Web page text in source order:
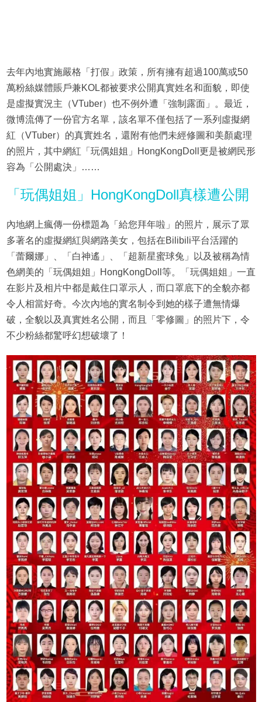
去年內地實施嚴格「打假」政策，所有擁有超過100萬或50
萬粉絲媒體賬戶兼KOL都被要求公開真實姓名和面貌，即使
是虛擬實況主（VTuber）也不例外遭「強制露面」。最近，
微博流傳了一份官方名單，該名單不僅包括了一系列虛擬網
紅（VTuber）的真實姓名，還附有他們未經修圖和美顏處理
的照片，其中網紅「玩偶姐姐」HongKongDoll更是被網民形
容為「公開處決」……
「玩偶姐姐」HongKongDoll真樣遭公開
內地網上瘋傳一份標題為「給您拜年啦」的照片，展示了眾
多著名的虛擬網紅與網路美女，包括在Bilibili平台活躍的
「蕾爾娜」、「白神遙」、「超新星蜜球兔」以及被稱為情
色網美的「玩偶姐姐」HongKongDoll等。「玩偶姐姐」一直
在影片及相片中都是戴住口罩示人，而口罩底下的全貌亦都
令人相當好奇。今次內地的實名制令到她的樣子遭無情爆
破，全貌以及真實姓名公開，而且「零修圖」的照片下，令
不少粉絲都驚呼幻想破壞了！